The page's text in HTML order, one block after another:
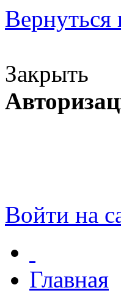
Закрыть
Войти на
Главная